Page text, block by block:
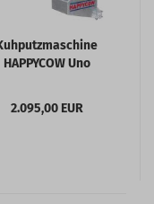
HAPPYCOW Uno
2.095,00 EUR